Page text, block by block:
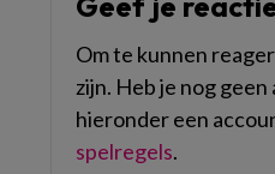
Om te kunnen
zijn. Heb je nog
hieronder een
spelregels.